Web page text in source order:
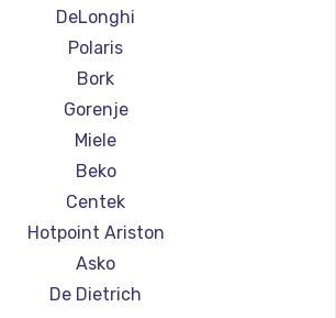
кофемашин Nivona
кофемашин Astoria
Ремонт кофемашин JVC
кофемашин Ariston
кофемашин Grundig
ROCKET MOZZAFIATO
кофемашин Vivitek
кофемашин Thomson
кофемашин Hisense
кофемашин DELTA
DeLonghi
Polaris
Bork
Gorenje
Miele
Beko
Centek
Hotpoint Ariston
Asko
De Dietrich